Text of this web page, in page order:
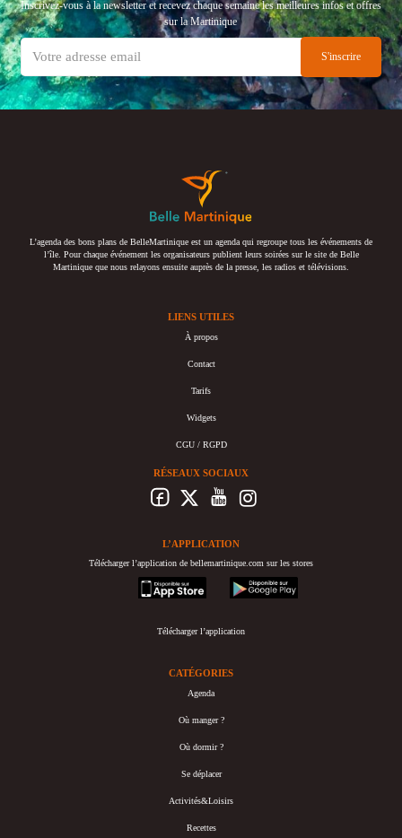
Inscrivez-vous à la newsletter et recevez chaque semaine les meilleures infos et offres
sur la Martinique
L’agenda des bons plans de BelleMartinique est un agenda qui regroupe tous les événements de
l’île. Pour chaque événement les organisateurs publient leurs soirées sur le site de Belle
Martinique que nous relayons ensuite auprès de la presse, les radios et télévisions.
LIENS UTILES
À propos
Contact
Tarifs
Widgets
CGU / RGPD
RÉSEAUX SOCIAUX
L’APPLICATION
Télécharger l’application de bellemartinique.com sur les stores
appstore
googleplay
Télécharger l’application
CATÉGORIES
Agenda
Où manger ?
Où dormir ?
Se déplacer
Activités&Loisirs
Recettes